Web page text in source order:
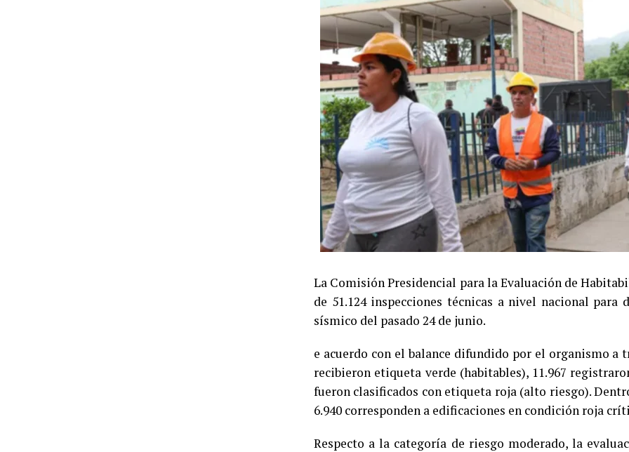
La Comisión Presidencial para la Evaluación de
de 51.124 inspecciones técnicas a nivel nacional
sísmico del pasado 24 de junio.
e acuerdo con el balance difundido por el organismo a
recibieron etiqueta verde (habitables), 11.967
fueron clasificados con etiqueta roja (alto riesgo).
6.940 corresponden a edificaciones en condición roja
Respecto a la categoría de riesgo moderado, la